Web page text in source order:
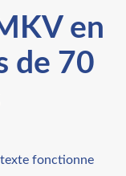
en
de 70
fonctionne